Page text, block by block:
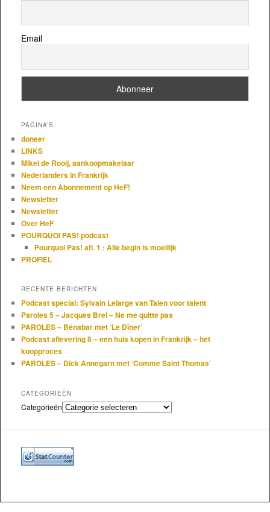
Email
PAGINA’S
doneer
LINKS
Mikel de Rooij, aankoopmakelaar
Nederlanders in Frankrijk
Neem een Abonnement op HeF!
Newsletter
Newsletter
Over HeF
POURQUOI PAS! podcast
Pourquoi Pas! afl. 1 : Alle begin is moeilijk
PROFIEL
RECENTE BERICHTEN
Podcast special: Sylvain Lelarge van Talen voor talent
Paroles 5 – Jacques Brel – Ne me quitte pas
PAROLES – Bénabar met ‘Le Dîner’
Podcast aflevering 8 – een huis kopen in Frankrijk – het
koopproces
PAROLES – Dick Annegarn met ‘Comme Saint Thomas’
CATEGORIEËN
Categorieën